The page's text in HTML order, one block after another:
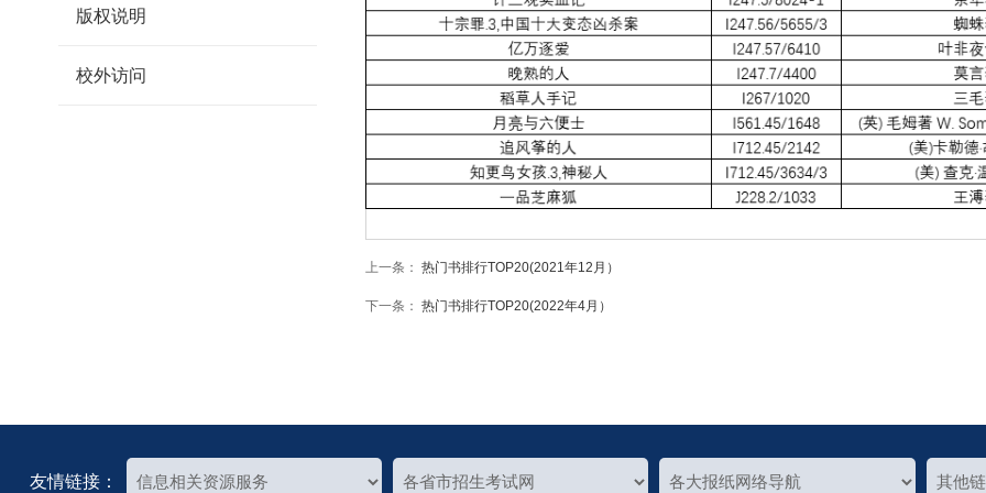
版权说明
校外访问
上一条：热门书排行TOP20(2021年12月）
下一条：热门书排行TOP20(2022年4月）
友情链接：